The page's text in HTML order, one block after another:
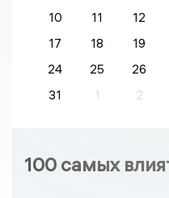
10
11 12
17
18 19
24
25 26
31
1 2
100 самых